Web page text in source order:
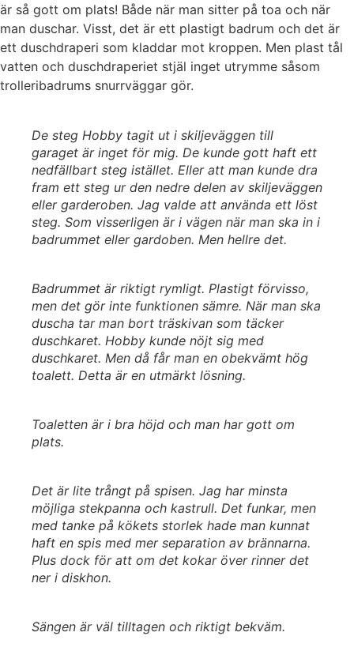
är så gott om plats! Både när man sitter på toa och när
man duschar. Visst, det är ett plastigt badrum och det är
ett duschdraperi som kladdar mot kroppen. Men plast tål
vatten och duschdraperiet stjäl inget utrymme såsom
trolleribadrums snurrväggar gör.
De steg Hobby tagit ut i skiljeväggen till
garaget är inget för mig. De kunde gott haft ett
nedfällbart steg istället. Eller att man kunde dra
fram ett steg ur den nedre delen av skiljeväggen
eller garderoben. Jag valde att använda ett löst
steg. Som visserligen är i vägen när man ska in i
badrummet eller gardoben. Men hellre det.
Badrummet är riktigt rymligt. Plastigt förvisso,
men det gör inte funktionen sämre. När man ska
duscha tar man bort träskivan som täcker
duschkaret. Hobby kunde nöjt sig med
duschkaret. Men då får man en obekvämt hög
toalett. Detta är en utmärkt lösning.
Toaletten är i bra höjd och man har gott om
plats.
Det är lite trångt på spisen. Jag har minsta
möjliga stekpanna och kastrull. Det funkar, men
med tanke på kökets storlek hade man kunnat
haft en spis med mer separation av brännarna.
Plus dock för att om det kokar över rinner det
ner i diskhon.
Sängen är väl tilltagen och riktigt bekväm.